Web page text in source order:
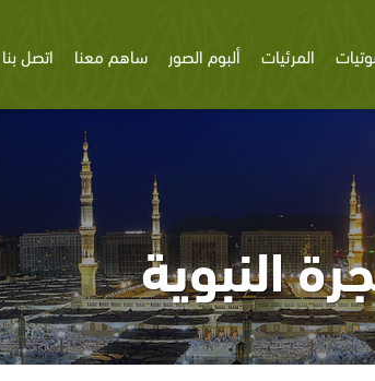
المرئيات ألبوم الصور ساهم معنا اتصل بنا
النبوية